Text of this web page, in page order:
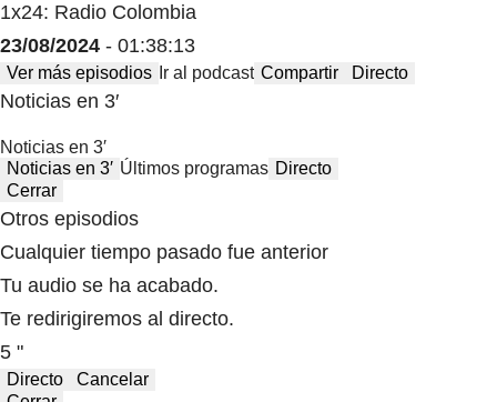
1x24: Radio Colombia
23/08/2024 - 01:38:13
Ver más episodios Ir al podcast Compartir Directo
Noticias en 3′
Noticias en 3′
Noticias en 3′ Últimos programas Directo
Cerrar
Otros episodios
Cualquier tiempo pasado fue anterior
Tu audio se ha acabado.
Te redirigiremos al directo.
5 "
Directo
Cancelar